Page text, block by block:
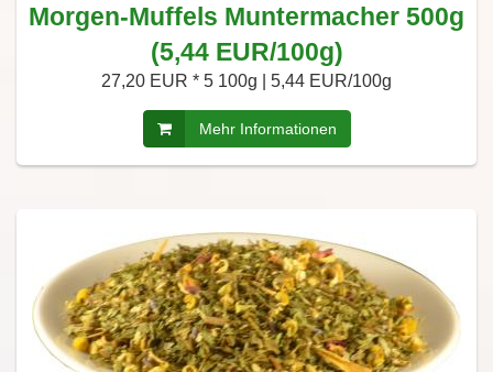
Morgen-Muffels Muntermacher 500g
(5,44 EUR/100g)
27,20 EUR * 5 100g | 5,44 EUR/100g
Mehr Informationen